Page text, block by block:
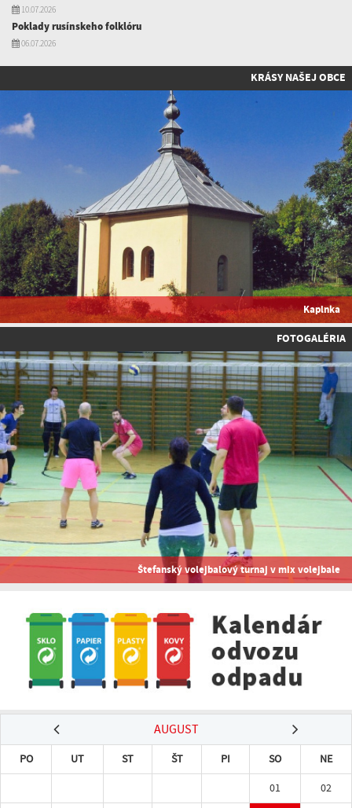
10.07.2026
Poklady rusínskeho folklóru
06.07.2026
KRÁSY NAŠEJ OBCE
Kaplnka
FOTOGALÉRIA
Štefanský volejbalový turnaj v mix volejbale
AUGUST
PO UT ST ŠT PI SO
NE
01
02